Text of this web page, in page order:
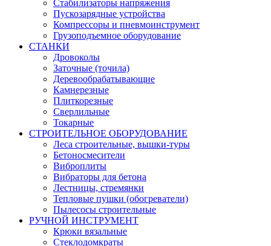
Стабилизаторы напряжения
Пускозарядные устройства
Компрессоры и пневмоинструмент
Грузоподъемное оборудование
СТАНКИ
Дровоколы
Заточные (точила)
Деревообрабатывающие
Камнерезные
Плиткорезные
Сверлильные
Токарные
СТРОИТЕЛЬНОЕ ОБОРУДОВАНИЕ
Леса строительные, вышки-туры
Бетоносмесители
Виброплиты
Вибраторы для бетона
Лестницы, стремянки
Тепловые пушки (обогреватели)
Пылесосы строительные
РУЧНОЙ ИНСТРУМЕНТ
Крюки вязальные
Стеклодомкраты